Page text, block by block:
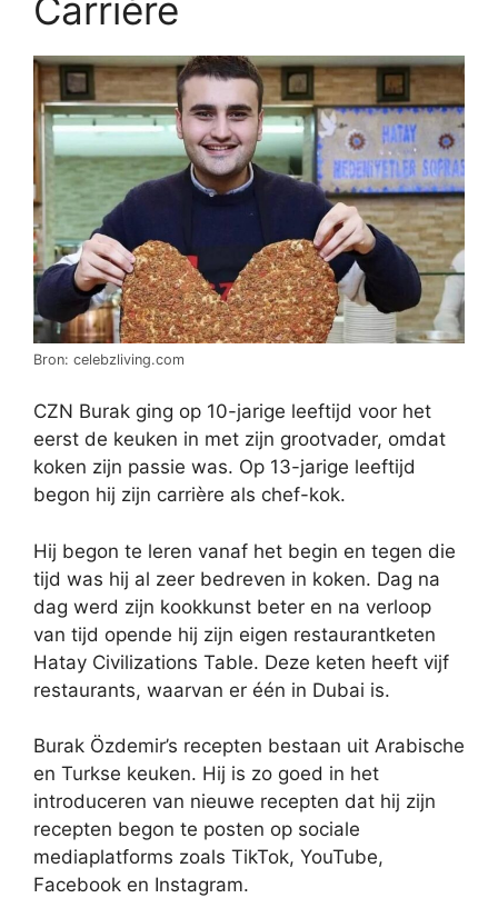
Carrière
Bron: celebzliving.com
CZN Burak ging op 10-jarige leeftijd voor het
eerst de keuken in met zijn grootvader, omdat
koken zijn passie was. Op 13-jarige leeftijd
begon hij zijn carrière als chef-kok.
Hij begon te leren vanaf het begin en tegen die
tijd was hij al zeer bedreven in koken. Dag na
dag werd zijn kookkunst beter en na verloop
van tijd opende hij zijn eigen restaurantketen
Hatay Civilizations Table. Deze keten heeft vijf
restaurants, waarvan er één in Dubai is.
Burak Özdemir’s recepten bestaan uit Arabische
en Turkse keuken. Hij is zo goed in het
introduceren van nieuwe recepten dat hij zijn
recepten begon te posten op sociale
mediaplatforms zoals TikTok, YouTube,
Facebook en Instagram.